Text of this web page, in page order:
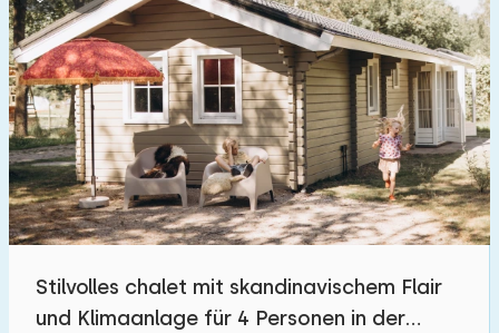
Stilvolles chalet mit skandinavischem Flair
und Klimaanlage für 4 Personen in der